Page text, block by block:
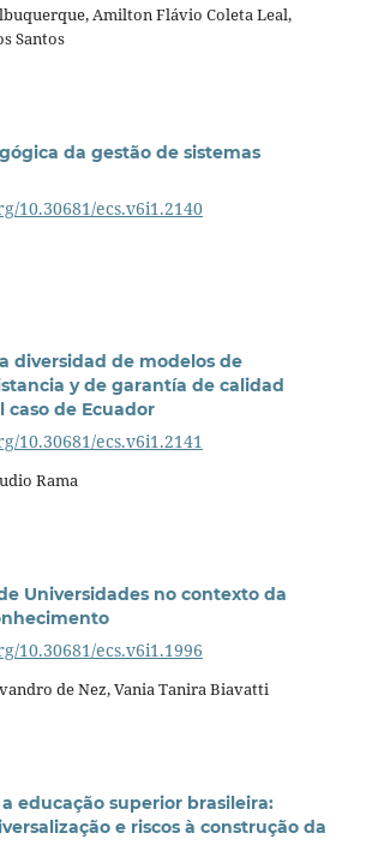
Amilton Flávio Coleta Leal,
Santos
da gestão de sistemas
10.30681/ecs.v6i1.2140
diversidad de modelos de
y de garantía de calidad
caso de Ecuador
10.30681/ecs.v6i1.2141
Rama
Universidades no contexto da
10.30681/ecs.v6i1.1996
de Nez, Vania Tanira Biavatti
educação superior brasileira:
e riscos à construção da